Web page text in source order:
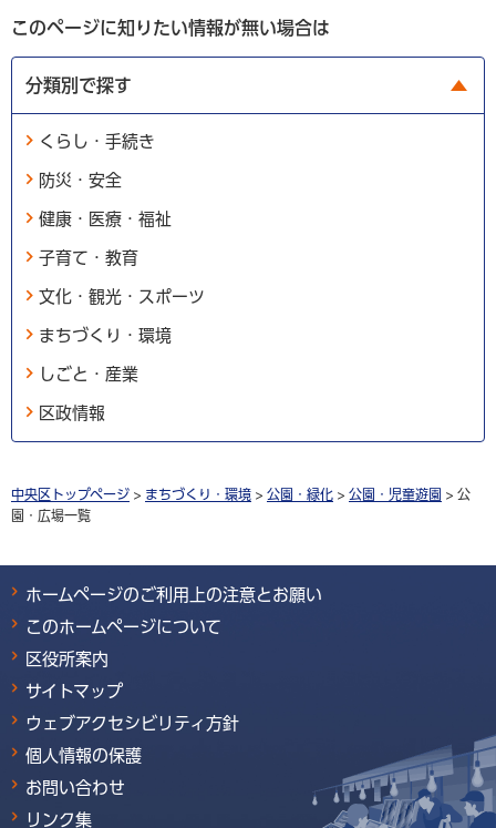
このページに知りたい情報が無い場合は
分類別で探す
くらし・手続き
防災・安全
健康・医療・福祉
子育て・教育
文化・観光・スポーツ
まちづくり・環境
しごと・産業
区政情報
中央区トップページ > まちづくり・環境 > 公園・緑化 > 公園・児童遊園 > 公
園・広場一覧
ホームページのご利用上の注意とお願い
このホームページについて
区役所案内
サイトマップ
ウェブアクセシビリティ方針
個人情報の保護
お問い合わせ
リンク集